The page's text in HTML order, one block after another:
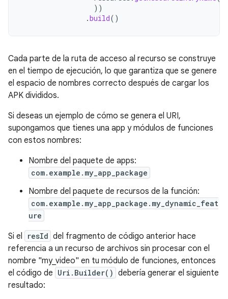
))
.build()
Cada parte de la ruta de acceso al recurso se construye
en el tiempo de ejecución, lo que garantiza que se genere
el espacio de nombres correcto después de cargar los
APK divididos.
Si deseas un ejemplo de cómo se genera el URI,
supongamos que tienes una app y módulos de funciones
con estos nombres:
Nombre del paquete de apps:
com.example.my_app_package
Nombre del paquete de recursos de la función:
com.example.my_app_package.my_dynamic_feat
ure
Si el resId del fragmento de código anterior hace
referencia a un recurso de archivos sin procesar con el
nombre "my_video" en tu módulo de funciones, entonces
el código de Uri.Builder() debería generar el siguiente
resultado: